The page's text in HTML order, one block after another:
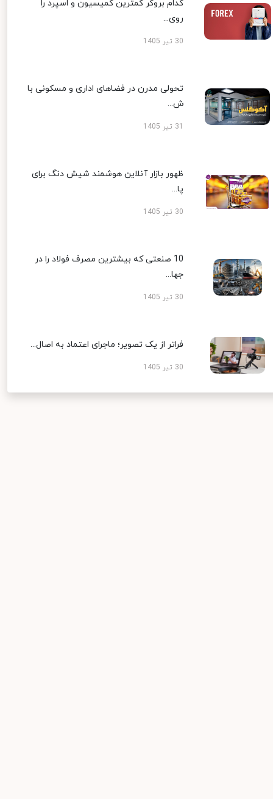
کدام بروکر کمترین کمیسیون و اسپرد را
روی...
30 تیر 1405
تحولی مدرن در فضاهای اداری و مسکونی با
ش...
ظهور بازار آنلاین هوشمند شیش دنگ برای
پا...
30 تیر 1405
10 صنعتی که بیشترین مصرف فولاد را در
جها...
30 تیر 1405
فراتر از یک تصویر؛ ماجرای اعتماد به اصال...
30 تیر 1405